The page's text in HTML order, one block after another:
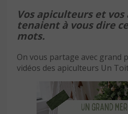
Vos apiculteurs et vos
tenaient à vous dire
mots.
On vous partage avec grand
vidéos des apiculteurs Un